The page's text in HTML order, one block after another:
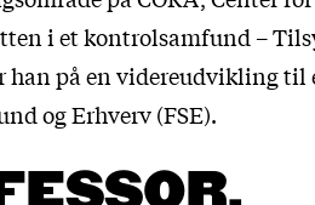
i et kontrolsamfund –
han på en videreudvikling til
og Erhverv (FSE).